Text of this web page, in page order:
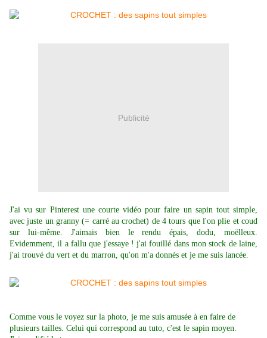
Publicité
J'ai vu sur Pinterest une courte vidéo pour faire un sapin tout simple,
avec juste un granny (= carré au crochet) de 4 tours que l'on plie et coud
sur lui-même. J'aimais bien le rendu épais, dodu, moëlleux.
Evidemment, il a fallu que j'essaye ! j'ai fouillé dans mon stock de laine,
j'ai trouvé du vert et du marron, qu'on m'a donnés et je me suis lancée.
Comme vous le voyez sur la photo, je me suis amusée à en faire de
plusieurs tailles. Celui qui correspond au tuto, c'est le sapin moyen.